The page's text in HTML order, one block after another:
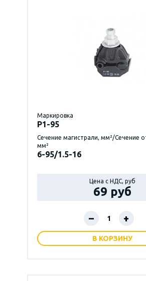
Маркировка
P1-95
Сечение магистрали, мм²/Сечение
мм²
6-95/1.5-16
Цена с НДС, руб
69 руб
– +
В КОРЗИНУ